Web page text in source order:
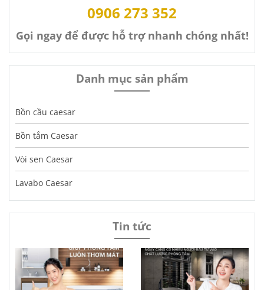
0906 273 352
Gọi ngay để được hỗ trợ nhanh chóng nhất!
Danh mục sản phẩm
Bồn cầu caesar
Bồn tắm Caesar
Vòi sen Caesar
Lavabo Caesar
Tin tức